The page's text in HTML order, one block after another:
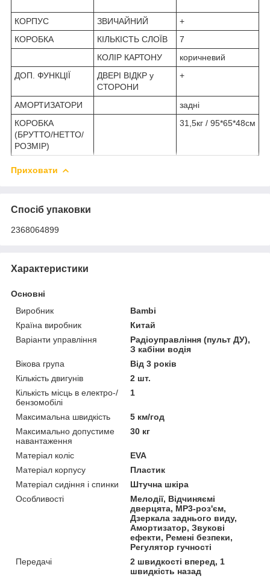
КОРПУС ЗВИЧАЙНИЙ
+
КОРОБКА
КІЛЬКІСТЬ СЛОЇВ
7
КОЛІР КАРТОНУ
коричневий
ДОП. ФУНКЦІЇ
ДВЕРІ ВІДКР у
СТОРОНИ
+
АМОРТИЗАТОРИ
задні
КОРОБКА
(БРУТТО/НЕТТО/
РОЗМІР)
31,5кг / 95*65*48см
Приховати
Спосіб упаковки
2368064899
Характеристики
Основні
Виробник
Bambi
Країна виробник
Китай
Варіанти управління
Радіоуправління (пульт ДУ),
З кабіни водія
Вікова група
Від 3 років
Кількість двигунів
2 шт.
Кількість місць в електро-/
бензомобілі
1
Максимальна швидкість
5 км/год
Максимально допустиме
навантаження
30 кг
Матеріал коліс
EVA
Матеріал корпусу
Пластик
Матеріал сидіння і спинки
Штучна шкіра
Особливості
Мелодії, Відчиняємі
дверцята, MP3-роз'єм,
Дзеркала заднього виду,
Амортизатор, Звукові
ефекти, Ремені безпеки,
Регулятор гучності
Передачі
2 швидкості вперед, 1
швидкість назад